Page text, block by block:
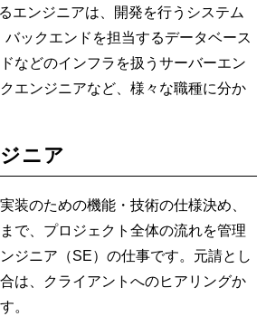
エンジニアは、開発を行うシステム
ックエンドを担当するデータベース
などのインフラを扱うサーバーエン
エンジニアなど、様々な職種に分か
ニア
装のための機能・技術の仕様決め、
で、プロジェクト全体の流れを管理
ジニア（SE）の仕事です。元請とし
は、クライアントへのヒアリングか
。